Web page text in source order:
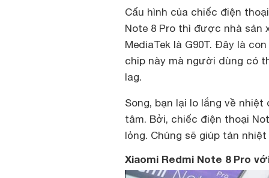
Cấu hình của chiếc điện
Note 8 Pro thì được nhà
MediaTek là G90T. Đây là
chip này mà người dùng có
lag.
Song, bạn lại lo lắng về
tâm. Bởi, chiếc điện thoại
lỏng. Chúng sẽ giúp tản
Xiaomi Redmi Note 8 Pro